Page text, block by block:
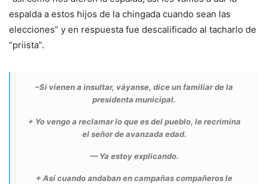
espalda a estos hijos de la chingada cuando sean las
elecciones” y en respuesta fue descalificado al tacharlo de
“priista”.
–Si vienen a insultar, váyanse, dice un familiar de la
presidenta municipal.
+ Yo vengo a reclamar lo que es del pueblo, le recrimina
el señor de avanzada edad.
— Ya estoy explicando.
+ Así cuando andaban en campañas compañeros le